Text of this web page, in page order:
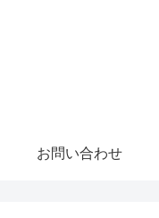
お問い合わせ